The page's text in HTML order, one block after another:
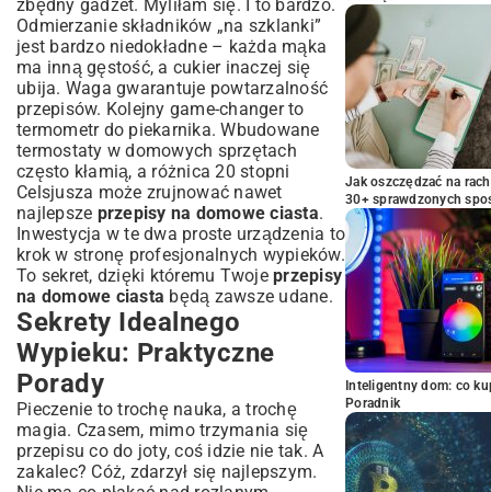
zbędny gadżet. Myliłam się. I to bardzo.
Odmierzanie składników „na szklanki”
jest bardzo niedokładne – każda mąka
ma inną gęstość, a cukier inaczej się
ubija. Waga gwarantuje powtarzalność
przepisów. Kolejny game-changer to
termometr do piekarnika. Wbudowane
termostaty w domowych sprzętach
często kłamią, a różnica 20 stopni
Celsjusza może zrujnować nawet
najlepsze przepisy na domowe ciasta.
Inwestycja w te dwa proste urządzenia to
krok w stronę profesjonalnych wypieków.
To sekret, dzięki któremu Twoje przepisy
na domowe ciasta będą zawsze udane.
Sekrety Idealnego
Wypieku: Praktyczne
Porady
Pieczenie to trochę nauka, a trochę
magia. Czasem, mimo trzymania się
przepisu co do joty, coś idzie nie tak. A
zakalec? Cóż, zdarzył się najlepszym.
Jak oszczędzać na
30+ sprawdzonych
Inteligentny dom: co
Poradnik